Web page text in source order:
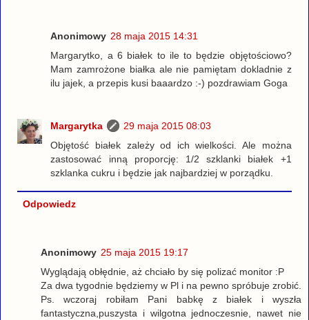
Anonimowy 28 maja 2015 14:31
Margarytko, a 6 białek to ile to będzie objętościowo?
Mam zamrożone białka ale nie pamiętam dokladnie z
ilu jajek, a przepis kusi baaardzo :-) pozdrawiam Goga
Margarytka
29 maja 2015 08:03
Objętość białek zależy od ich wielkości. Ale można
zastosować inną proporcję: 1/2 szklanki białek +1
szklanka cukru i będzie jak najbardziej w porządku.
Odpowiedz
Anonimowy 25 maja 2015 19:17
Wyglądają obłędnie, aż chciało by się polizać monitor :P
Za dwa tygodnie będziemy w Pl i na pewno spróbuje zrobić.
Ps. wczoraj robiłam Pani babkę z białek i wyszła
fantastyczna,puszysta i wilgotna jednoczesnie, nawet nie